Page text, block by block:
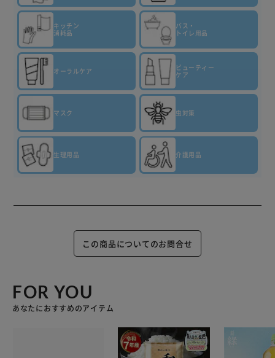
キッチン
消耗品
バス・
トイレ用品
オーラルケア
ビューティー
ケア
マスク 虫対策
生理用品 介護用品
この商品についてのお問合せ
FOR YOU
あなたにおすすめのアイテム